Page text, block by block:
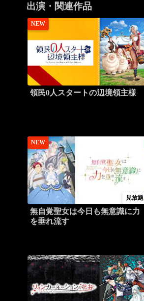
出演・関連作品
NEW
領民0人スタートの辺境領主様
NEW
見放題
無自覚聖女は今日も無意識に力
を垂れ流す